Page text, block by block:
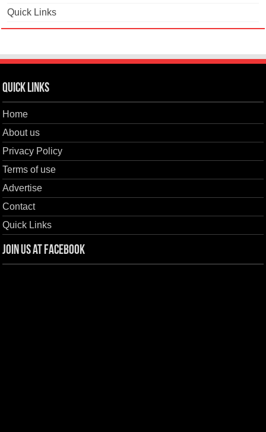
Quick Links
Quick Links
Home
About us
Privacy Policy
Terms of use
Advertise
Contact
Quick Links
Join us at Facebook